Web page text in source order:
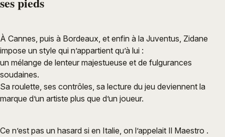
À Cannes, puis à Bordeaux, et enfin à la Juventus, Zidane
impose un style qui n’appartient qu’à lui :
un mélange de lenteur majestueuse et de fulgurances
soudaines.
Sa roulette, ses contrôles, sa lecture du jeu deviennent la
marque d’un artiste plus que d’un joueur.
Ce n’est pas un hasard si en Italie, on l’appelait Il Maestro .